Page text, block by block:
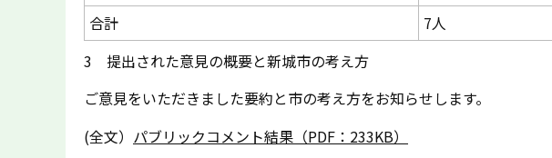
合計
7人
3 提出された意見の概要と新城市の考え方
ご意見をいただきました要約と市の考え方をお知らせします。
(全文） パブリックコメント結果（PDF：233KB）